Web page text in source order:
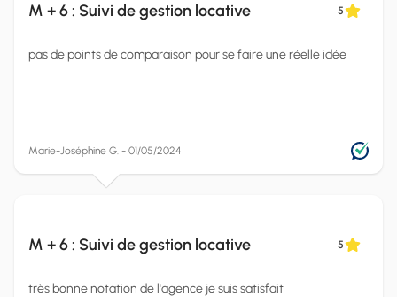
M + 6 : Suivi de gestion locative 5
pas de points de comparaison pour se faire une réelle idée
Marie-Joséphine G. - 01/05/2024
M + 6 : Suivi de gestion locative 5
très bonne notation de l'agence je suis satisfait